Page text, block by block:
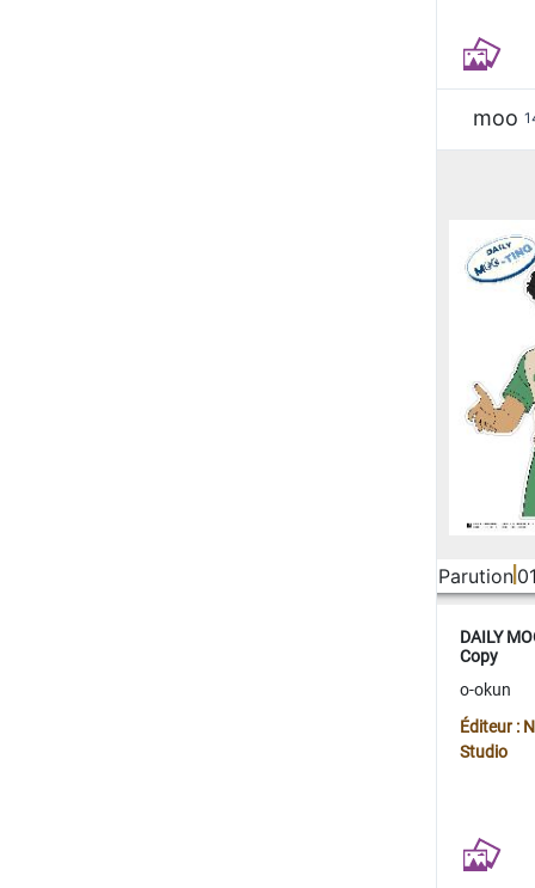
moo
Parution
DAILY
Copy
o-okun
Éditeur :
Studio